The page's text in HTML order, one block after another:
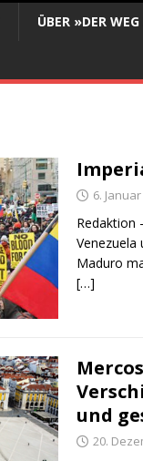
ÜBER »DER
6.
Redaktion
Venezuela
Maduro
[…]
und
20.